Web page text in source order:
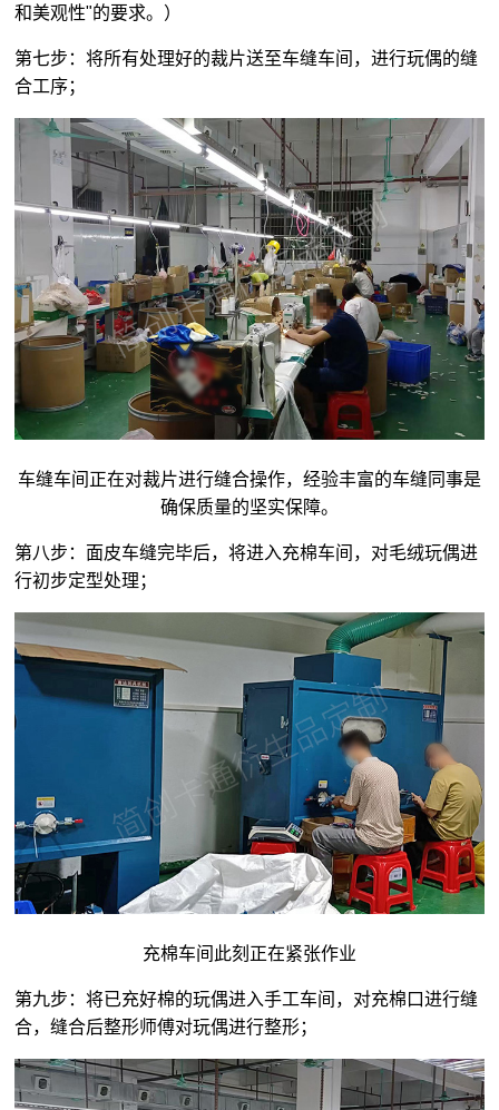
和美观性"的要求。）
第七步：将所有处理好的裁片送至车缝车间，进行玩偶的缝
合工序；
车缝车间正在对裁片进行缝合操作，经验丰富的车缝同事是
确保质量的坚实保障。
第八步：面皮车缝完毕后，将进入充棉车间，对毛绒玩偶进
行初步定型处理；
充棉车间此刻正在紧张作业
第九步：将已充好棉的玩偶进入手工车间，对充棉口进行缝
合，缝合后整形师傅对玩偶进行整形；